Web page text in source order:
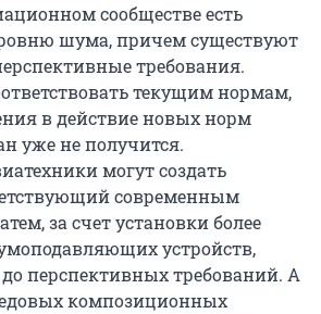
сообществе есть
шума, причем существуют
требования.
текущим нормам,
в действие новых норм
уже не получится.
могут создать
современным
за счет установки более
устройств,
до перспективных требований. А
композиционных